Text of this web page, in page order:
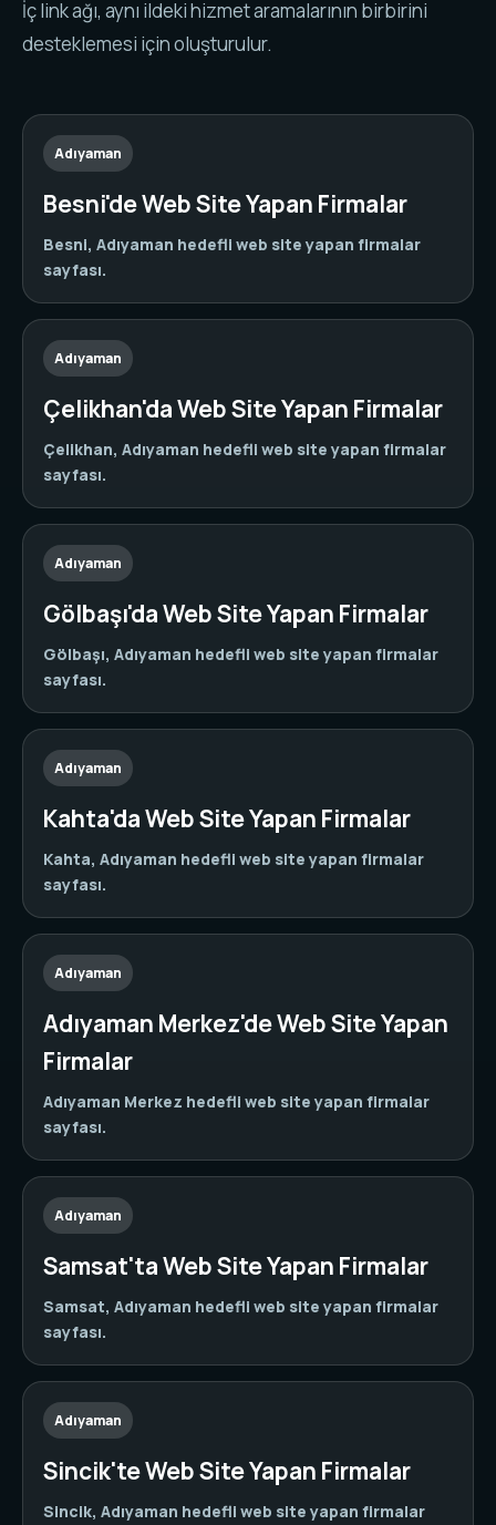
İç link ağı, aynı ildeki hizmet aramalarının birbirini
desteklemesi için oluşturulur.
Adıyaman
Besni'de Web Site Yapan Firmalar
Besni, Adıyaman hedefli web site yapan firmalar
sayfası.
Adıyaman
Çelikhan'da Web Site Yapan Firmalar
Çelikhan, Adıyaman hedefli web site yapan firmalar
sayfası.
Adıyaman
Gölbaşı'da Web Site Yapan Firmalar
Gölbaşı, Adıyaman hedefli web site yapan firmalar
sayfası.
Adıyaman
Kahta'da Web Site Yapan Firmalar
Kahta, Adıyaman hedefli web site yapan firmalar
sayfası.
Adıyaman
Adıyaman Merkez'de Web Site Yapan
Firmalar
Adıyaman Merkez hedefli web site yapan firmalar
sayfası.
Adıyaman
Samsat'ta Web Site Yapan Firmalar
Samsat, Adıyaman hedefli web site yapan firmalar
sayfası.
Adıyaman
Sincik'te Web Site Yapan Firmalar
Sincik, Adıyaman hedefli web site yapan firmalar